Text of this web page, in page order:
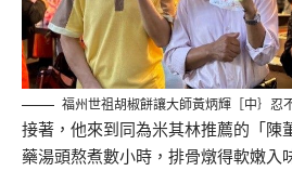
福州世祖胡椒餅讓大師黃炳輝［中｝忍
接著，他來到同為米其林推薦的「陳
藥湯頭熬煮數小時，排骨燉得軟嫩入